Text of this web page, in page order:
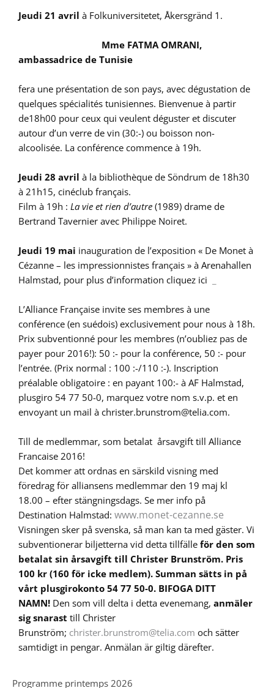
Jeudi 21 avril à Folkuniversitetet, Åkersgränd 1.
Mme FATMA OMRANI,
ambassadrice de Tunisie
fera une présentation de son pays, avec dégustation de
quelques spécialités tunisiennes. Bienvenue à partir
de18h00 pour ceux qui veulent déguster et discuter
autour d’un verre de vin (30:-) ou boisson non-
alcoolisée. La conférence commence à 19h.
Jeudi 28 avril à la bibliothèque de Söndrum de 18h30
à 21h15, cinéclub français.
Film à 19h : La vie et rien d’autre (1989) drame de
Bertrand Tavernier avec Philippe Noiret.
Jeudi 19 mai inauguration de l’exposition « De Monet à
Cézanne – les impressionnistes français » à Arenahallen
Halmstad, pour plus d’information cliquez ici
L’Alliance Française invite ses membres à une
conférence (en suédois) exclusivement pour nous à 18h.
Prix subventionné pour les membres (n’oubliez pas de
payer pour 2016!): 50 :- pour la conférence, 50 :- pour
l’entrée. (Prix normal : 100 :-/110 :-). Inscription
préalable obligatoire : en payant 100:- à AF Halmstad,
plusgiro 54 77 50-0, marquez votre nom s.v.p. et en
envoyant un mail à christer.brunstrom@telia.com.
Till de medlemmar, som betalat årsavgift till Alliance
Francaise 2016!
Det kommer att ordnas en särskild visning med
föredrag för alliansens medlemmar den 19 maj kl
18.00 – efter stängningsdags. Se mer info på
Destination Halmstad: www.monet-cezanne.se
Visningen sker på svenska, så man kan ta med gäster. Vi
subventionerar biljetterna vid detta tillfälle för den som
betalat sin årsavgift till Christer Brunström. Pris
100 kr (160 för icke medlem). Summan sätts in på
vårt plusgirokonto 54 77 50-0. BIFOGA DITT
NAMN! Den som vill delta i detta evenemang, anmäler
sig snarast till Christer
Brunström; christer.brunstrom@telia.com och sätter
samtidigt in pengar. Anmälan är giltig därefter.
Programme printemps 2026